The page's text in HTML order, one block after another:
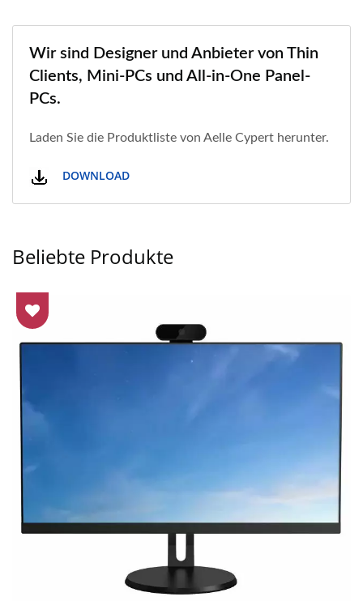
Wir sind Designer und Anbieter von Thin
Clients, Mini-PCs und All-in-One Panel-
PCs.
Laden Sie die Produktliste von Aelle Cypert herunter.
DOWNLOAD
Beliebte Produkte